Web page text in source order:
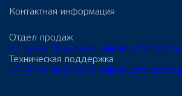
Контактная информация
Отдел продаж
+7 (999) 403-28-88
Техническая поддержка
+7 (999) 403-28-88